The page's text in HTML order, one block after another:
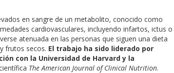
en sangre de un metabolito, conocido como
cardiovasculares, incluyendo infartos, ictus o
atenuada en las personas que siguen una dieta
frutos secos. El trabajo ha sido liderado por
con la Universidad de Harvard y la
The American Journal of Clinical Nutrition.